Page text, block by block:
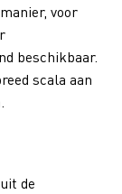
voor
beschikbaar.
scala aan
de